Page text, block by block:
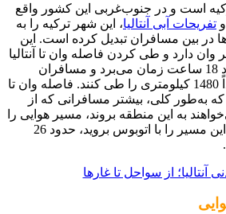
است و در جنوب‌غربی این کشور واقع
تفریحات آبی آنتالیا، این شهر ترکیه را به
در بین مسافران تبدیل کرده است. این
وان دارد و طی کردن فاصله وان تا آنتالیا
با خودروی شخصی، حدود 18 ساعت زمان می‌برد و مسافران
دست‌کم باید مسیر حدوداً 1480 کیلومتری را طی کنند. فاصله وان تا
به‌طور کلی، بیشتر مسافرانی که از
به این منطقه بروند، مسیر هوایی را
انتخاب کنند. اگر بخواهید این مسیر را با اتوبوس بروید، حدود 26
آنتالیا؛ از سواحل تا غارها